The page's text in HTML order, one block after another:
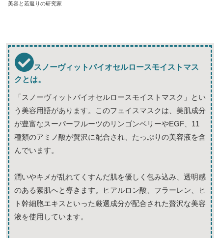
美容と若返りの研究家
スノーヴィットバイオセルロースモイストマス
クとは。
「スノーヴィットバイオセルロースモイストマスク」とい
う美容用語があります。このフェイスマスクは、美肌成分
が豊富なスーパーフルーツのリンゴンベリーやEGF、11
種類のアミノ酸が贅沢に配合され、たっぷりの美容液を含
んでいます。
潤いやキメが乱れてくすんだ肌を優しく包み込み、透明感
のある素肌へと導きます。ヒアルロン酸、フラーレン、ヒ
ト幹細胞エキスといった厳選成分が配合された贅沢な美容
液を使用しています。